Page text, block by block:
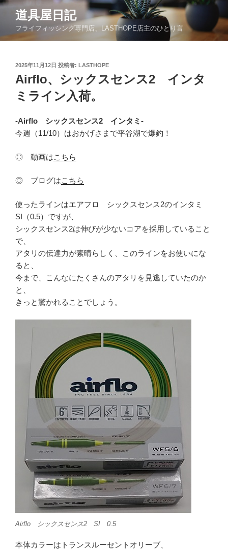
コ
ン
道具屋日記
フライフィッシング専門店、LASTHOPE店主のひとり言
投
稿
日:
2025年11月12日 投稿者: LASTHOPE
Airflo、シックスセンス2 インタ
ミライン入荷。
-Airflo シックスセンス2 インタミ-
今週（11/10）はおかげさまで平谷湖で爆釣！
◎ 動画はこちら
◎ ブログはこちら
使ったラインはエアフロ シックスセンス2のインタミ
SI（0.5）ですが、
シックスセンス2は伸びが少ないコアを採用していること
で、
アタリの伝達力が素晴らしく、このラインをお使いにな
ると、
今まで、こんなにたくさんのアタリを見逃していたのか
と、
きっと驚かれることでしょう。
Airflo シックスセンス2 SI 0.5
本体カラーはトランスルーセントオリーブ、